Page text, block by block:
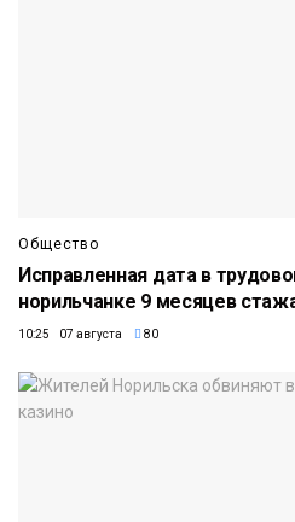
Общество
Исправленная дата в
норильчанке 9 месяцев
10:25 07 августа 80